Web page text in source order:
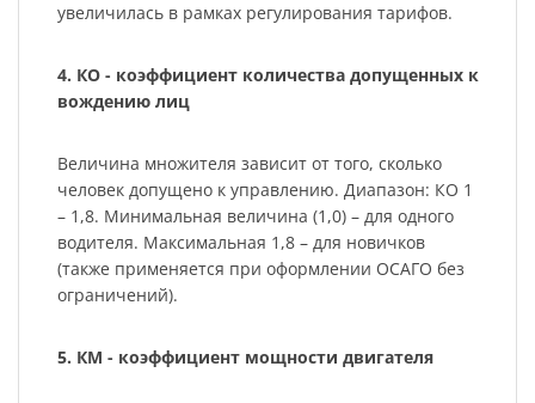
увеличилась в рамках регулирования тарифов.
4. КО - коэффициент количества допущенных к
вождению лиц
Величина множителя зависит от того, сколько
человек допущено к управлению. Диапазон: КО 1
– 1,8. Минимальная величина (1,0) – для одного
водителя. Максимальная 1,8 – для новичков
(также применяется при оформлении ОСАГО без
ограничений).
5. КМ - коэффициент мощности двигателя